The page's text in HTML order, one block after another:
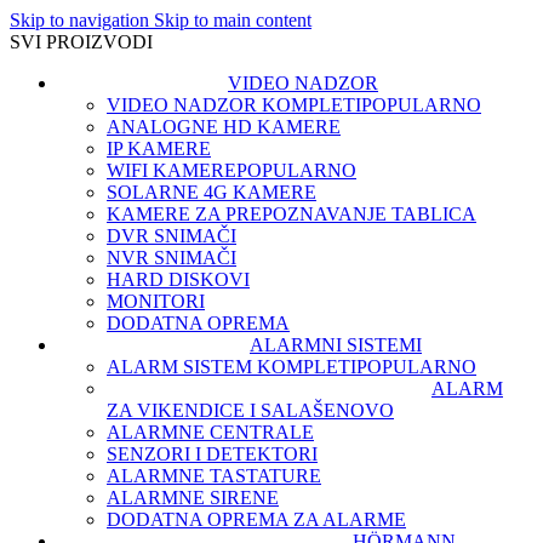
Skip to navigation Skip to main content
SVI PROIZVODI
VIDEO NADZOR
VIDEO NADZOR KOMPLETIPOPULARNO
ANALOGNE HD KAMERE
IP KAMERE
WIFI KAMEREPOPULARNO
SOLARNE 4G KAMERE
KAMERE ZA PREPOZNAVANJE TABLICA
DVR SNIMAČI
NVR SNIMAČI
HARD DISKOVI
MONITORI
DODATNA OPREMA
ALARMNI SISTEMI
ALARM SISTEM KOMPLETIPOPULARNO
ALARM
ZA VIKENDICE I SALAŠENOVO
ALARMNE CENTRALE
SENZORI I DETEKTORI
ALARMNE TASTATURE
ALARMNE SIRENE
DODATNA OPREMA ZA ALARME